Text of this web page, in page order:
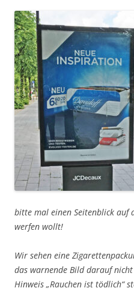
bitte mal einen Seitenblick auf
werfen wollt!
Wir sehen eine
das warnende Bild darauf
Hinweis „Rauchen ist tödlich“